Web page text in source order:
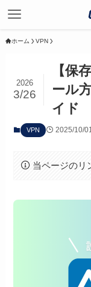
ホーム VPN
【保
ール
イド
2026
3/26
VPN 2025/10/
当ページのリ